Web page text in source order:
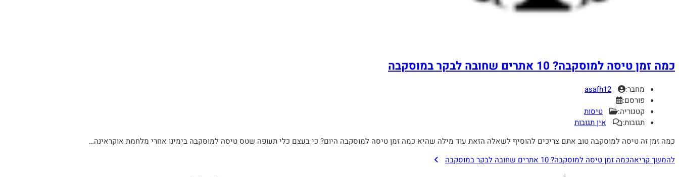
כמה זמן טיסה למוסקבה? 10 אתרים שחובה לבקר במוסקבה
מחבר:
asafh12
פורסם:
קטגוריה:
טיסות
תגובות:
אין תגובות
כמה זמן זה טיסה למוסקבה טוב אתם צריכים להוסיף לשאלה הזאת עוד מילה שהיא כמה זמן טיסה למוסקבה היום? כי בעצם כלי תעופה שטס טיסה למוסקבה בימינו אחרי מלחמת אוקראינה…
להמשך קריאהכמה זמן טיסה למוסקבה? 10 אתרים שחובה לבקר במוסקבה